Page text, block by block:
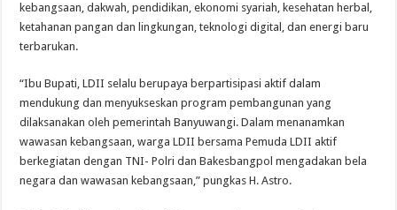
kebangsaan, dakwah, pendidikan, ekonomi syariah, kesehatan herbal,
ketahanan pangan dan lingkungan, teknologi digital, dan energi baru
terbarukan.
“Ibu Bupati, LDII selalu berupaya berpartisipasi aktif dalam
mendukung dan menyukseskan program pembangunan yang
dilaksanakan oleh pemerintah Banyuwangi. Dalam menanamkan
wawasan kebangsaan, warga LDII bersama Pemuda LDII aktif
berkegiatan dengan TNI- Polri dan Bakesbangpol mengadakan bela
negara dan wawasan kebangsaan,” pungkas H. Astro.